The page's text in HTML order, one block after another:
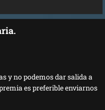
y no podemos dar salida a
es preferible enviarnos